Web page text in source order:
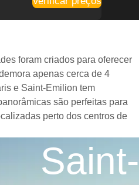
foram criados para oferecer
apenas cerca de 4
e Saint-Emilion tem
são perfeitas para
perto dos centros de
Saint-